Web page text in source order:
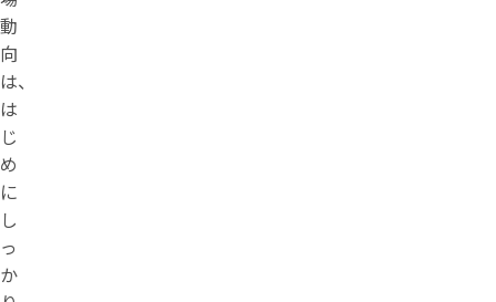
動
向
は、
は
じ
め
に
し
っ
か